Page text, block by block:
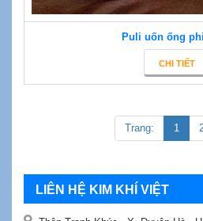
Puli uốn ống
CHI TIẾT
Trang: 1
LIÊN HỆ KIM KHÍ VIỆT